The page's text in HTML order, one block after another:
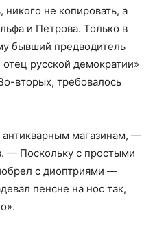
не копировать, а
и Петрова. Только в
бывший предводитель
русской демократии»
вторых, требовалось
магазинам, —
— Поскольку с простыми
с диоптриями —
пенсне на нос так,